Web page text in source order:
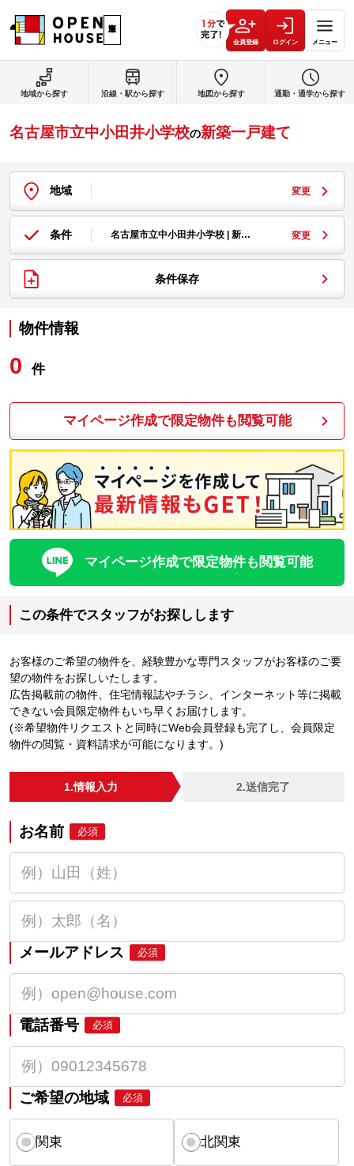
会員登録 ログイン メニュー
名古屋市立中小田井小学校の新築一戸建て
地域 変更
条件 名古屋市立中小田井小学校 | 新… 変更
条件保存
物件情報
0 件
マイページ作成で限定物件も閲覧可能
マイページ作成で限定物件も閲覧可能
この条件でスタッフがお探しします
お客様のご希望の物件を、経験豊かな専門スタッフがお客様のご要
望の物件をお探しいたします。
広告掲載前の物件、住宅情報誌やチラシ、インターネット等に掲載
できない会員限定物件もいち早くお届けします。
(※希望物件リクエストと同時にWeb会員登録も完了し、会員限定
物件の閲覧・資料請求が可能になります。)
1.情報入力 2.送信完了
お名前 必須
メールアドレス 必須
電話番号 必須
ご希望の地域 必須
関東 北関東
地域から探す 沿線・駅から探す 地図から探す 通勤・通学から探す